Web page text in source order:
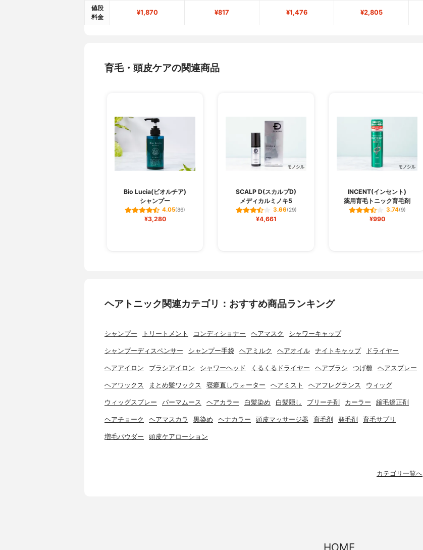
値段
料金
¥1,870 ¥817 ¥1,476 ¥2,805
育毛・頭皮ケアの関連商品
Bio Lucia(ビオルチア)
シャンプー
4.05(86)
¥3,280
SCALP D(スカルプD)
メディカルミノキ5
3.66(29)
¥4,661
INCENT(インセント)
薬用育毛トニック育毛剤
3.74(9)
¥990
ヘアトニック関連カテゴリ：おすすめ商品ランキング
シャンプー トリートメント コンディショナー ヘアマスク シャワーキャップ
シャンプーディスペンサー シャンプー手袋 ヘアミルク ヘアオイル ナイトキャップ ドライヤー
ヘアアイロン ブラシアイロン シャワーヘッド くるくるドライヤー ヘアブラシ つげ櫛 ヘアスプレー
ヘアワックス まとめ髪ワックス 寝癖直しウォーター ヘアミスト ヘアフレグランス ウィッグ
ウィッグスプレー パーマムース ヘアカラー 白髪染め 白髪隠し ブリーチ剤 カーラー 縮毛矯正剤
ヘアチョーク ヘアマスカラ 黒染め ヘナカラー 頭皮マッサージ器 育毛剤 発毛剤 育毛サプリ
増毛パウダー 頭皮ケアローション
カテゴリ一覧へ
HOME